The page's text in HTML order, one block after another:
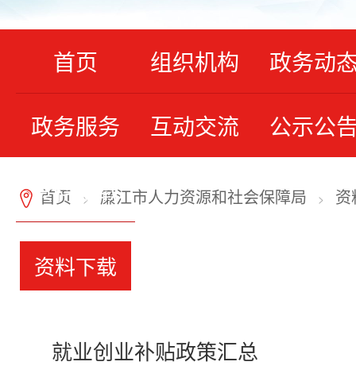
首页 组织机构 政务动
政务服务 互动交流 公示公
资料下载
7 首页 > 廉江市人力资源和社会保障局 >
资料下载
就业创业补贴政策汇总